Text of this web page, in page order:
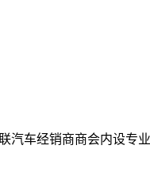
汽车经销商商会内设专